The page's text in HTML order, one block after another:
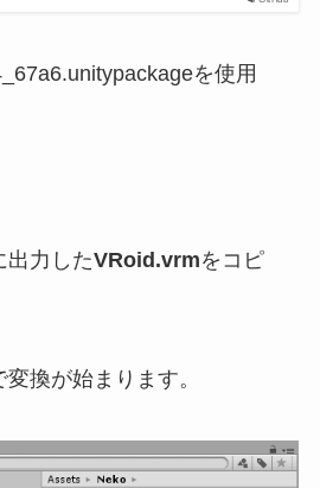
を使用
出力したVRoid.vrmをコピ
換が始まります。